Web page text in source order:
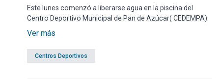
Este lunes comenzó a liberarse agua en la piscina del
Centro Deportivo Municipal de Pan de Azúcar( CEDEMPA).
Ver más
Centros Deportivos